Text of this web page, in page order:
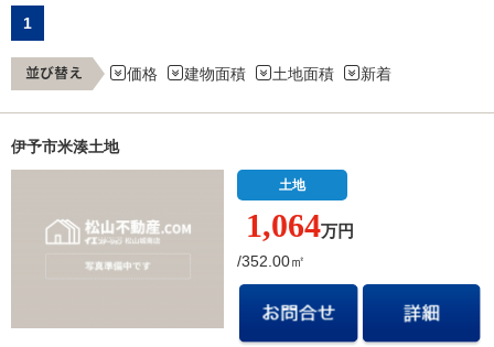
1
価格 建物面積 土地面積 新着
伊予市米湊土地
土地
1,064万円
/352.00㎡